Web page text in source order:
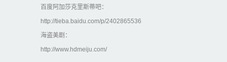
百度阿加莎克里斯蒂吧：
http://tieba.baidu.com/p/2402865536
海盗美剧：
http://www.hdmeiju.com/